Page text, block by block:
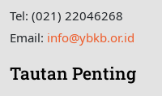
Tel: (021) 22046268
Email: info@ybkb.or.id
Tautan Penting